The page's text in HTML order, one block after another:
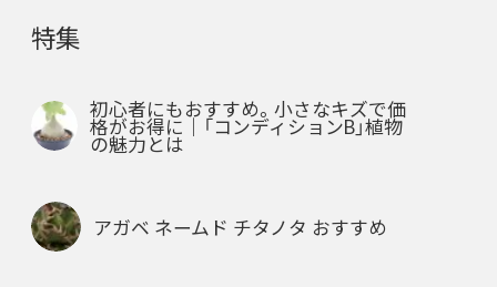
特集
初心者にもおすすめ。小さなキズで価
格がお得に｜「コンディションB」植物
の魅力とは
アガベ ネームド チタノタ おすすめ